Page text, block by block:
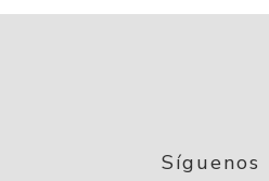
Síguenos